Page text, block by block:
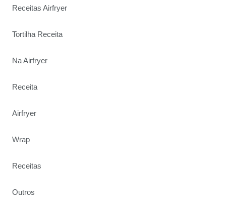
Receitas Airfryer
Tortilha Receita
Na Airfryer
Receita
Airfryer
Wrap
Receitas
Outros